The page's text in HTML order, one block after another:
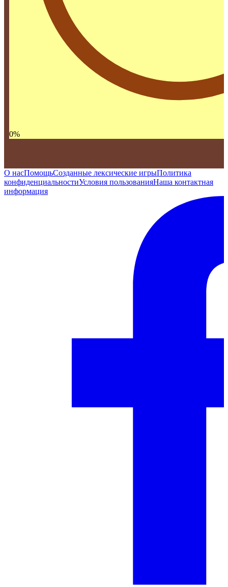
0%
О насПомощьСозданные лексические игрыПолитика
конфиденциальностиУсловия пользованияНаша контактная
информация